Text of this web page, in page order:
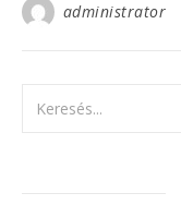
administrator